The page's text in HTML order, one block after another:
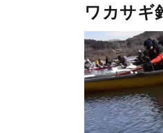
ワカサギ